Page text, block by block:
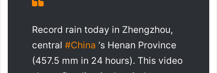
Record rain today in Zhengzhou,
central #China ‘s Henan Province
(457.5 mm in 24 hours). This video